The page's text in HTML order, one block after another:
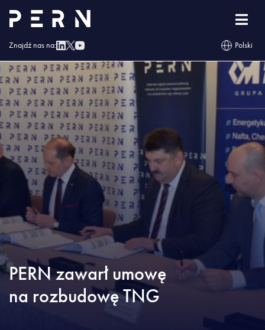
Znajdź nas na: Polski
Strona główna »Blog »PERN zawarł umowę na rozbudowę TNG
PERN zawarł umowę
na rozbudowę TNG